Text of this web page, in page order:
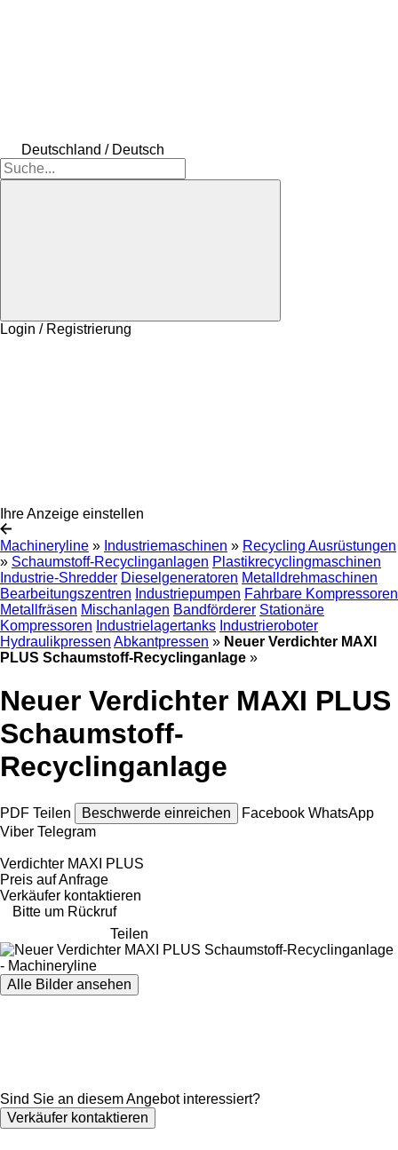
Deutschland / Deutsch
Login / Registrierung
Ihre Anzeige einstellen
Machineryline » Industriemaschinen » Recycling Ausrüstungen
» Schaumstoff-Recyclinganlagen Plastikrecyclingmaschinen
Industrie-Shredder Dieselgeneratoren Metalldrehmaschinen
Bearbeitungszentren Industriepumpen Fahrbare Kompressoren
Metallfräsen Mischanlagen Bandförderer Stationäre
Kompressoren Industrielagertanks Industrieroboter
Hydraulikpressen Abkantpressen » Neuer Verdichter MAXI
PLUS Schaumstoff-Recyclinganlage »
Neuer Verdichter MAXI PLUS
Schaumstoff-
Recyclinganlage
PDF Teilen Beschwerde einreichen Facebook WhatsApp
Viber Telegram
Verdichter MAXI PLUS
Preis auf Anfrage
Verkäufer kontaktieren
Bitte um Rückruf
Teilen
Alle Bilder ansehen
Sind Sie an diesem Angebot interessiert?
Verkäufer kontaktieren